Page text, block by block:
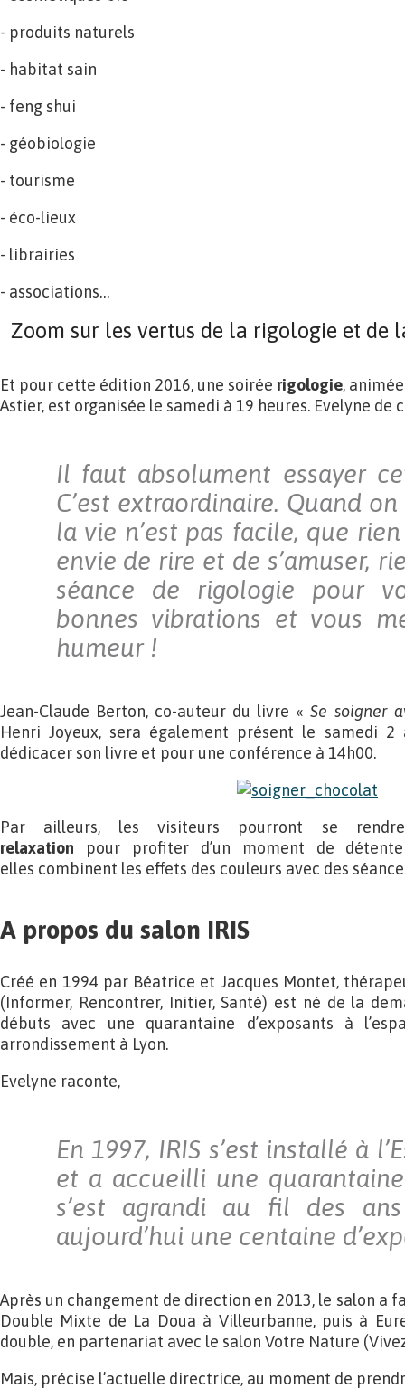
- produits naturels
- habitat sain
- feng shui
- géobiologie
- tourisme
- éco-lieux
- librairies
- associations…
Zoom sur les vertus de la rigologie et de
Et pour cette édition 2016, une soirée rigologie,
Astier, est organisée le samedi à 19 heures. Evelyne de
Il faut absolument essayer
C’est extraordinaire. Quand
la vie n’est pas facile, que
envie de rire et de s’amuser,
séance de rigologie pour
bonnes vibrations et vous
humeur !
Jean-Claude Berton, co-auteur du livre «Se soigner
Henri Joyeux, sera également présent le samedi
dédicacer son livre et pour une conférence à 14h00.
Par ailleurs, les visiteurs pourront se
relaxation pour profiter d’un moment de
elles combinent les effets des couleurs avec des
A propos du salon IRIS
Créé en 1994 par Béatrice et Jacques Montet,
(Informer, Rencontrer, Initier, Santé) est né de la
débuts avec une quarantaine d’exposants à
arrondissement à Lyon.
Evelyne raconte,
En 1997, IRIS s’est installé à
et a accueilli une quarantaine
s’est agrandi au fil des
aujourd’hui une centaine
Après un changement de direction en 2013, le salon a
Double Mixte de La Doua à Villeurbanne, puis à
double, en partenariat avec le salon Votre Nature
Mais, précise l’actuelle directrice, au moment de